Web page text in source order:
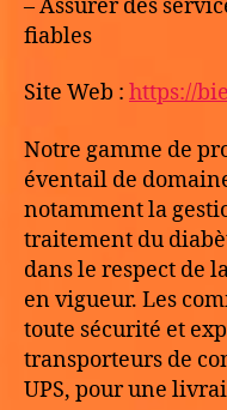
– Assurer des
fiables
Site Web : https://
Notre gamme de
éventail de
notamment la
traitement du
dans le respect de
en vigueur. Les
toute sécurité et
transporteurs de
UPS, pour une